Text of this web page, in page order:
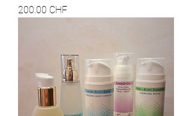
Prix
200.00 CHF